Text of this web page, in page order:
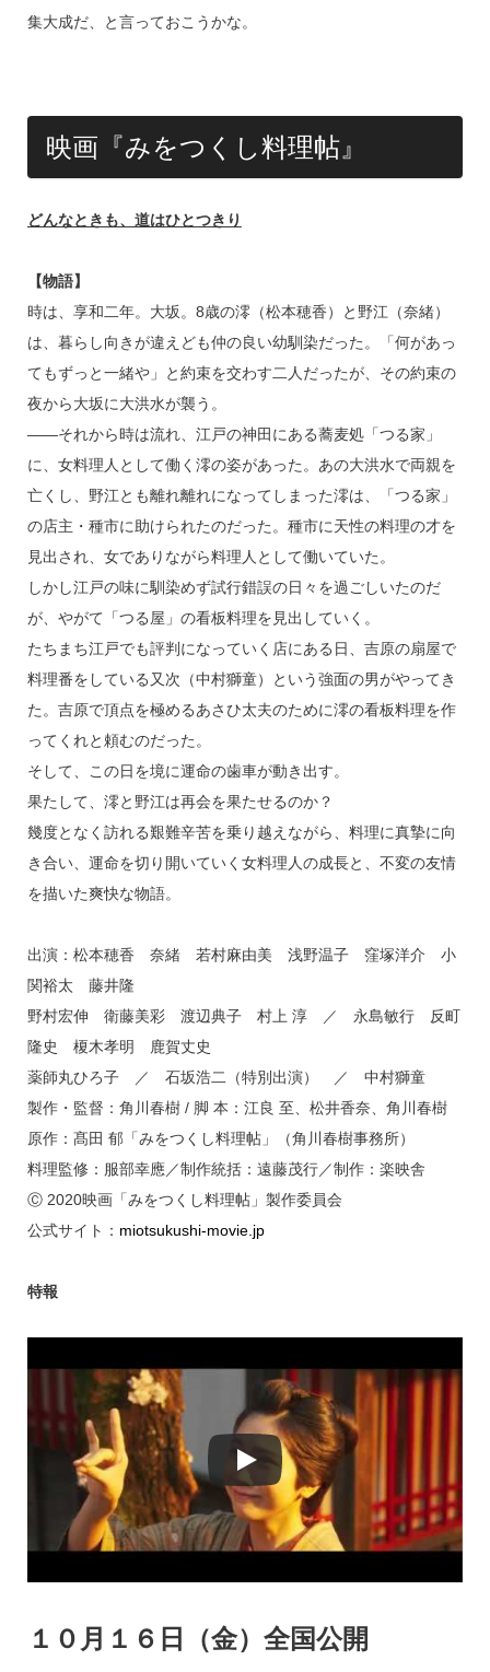
集大成だ、と言っておこうかな。
映画『みをつくし料理帖』
どんなときも、道はひとつきり
【物語】
時は、享和二年。大坂。8歳の澪（松本穂香）と野江（奈緒）
は、暮らし向きが違えども仲の良い幼馴染だった。「何があっ
てもずっと一緒や」と約束を交わす二人だったが、その約束の
夜から大坂に大洪水が襲う。
――それから時は流れ、江戸の神田にある蕎麦処「つる家」
に、女料理人として働く澪の姿があった。あの大洪水で両親を
亡くし、野江とも離れ離れになってしまった澪は、「つる家」
の店主・種市に助けられたのだった。種市に天性の料理の才を
見出され、女でありながら料理人として働いていた。
しかし江戸の味に馴染めず試行錯誤の日々を過ごしいたのだ
が、やがて「つる屋」の看板料理を見出していく。
たちまち江戸でも評判になっていく店にある日、吉原の扇屋で
料理番をしている又次（中村獅童）という強面の男がやってき
た。吉原で頂点を極めるあさひ太夫のために澪の看板料理を作
ってくれと頼むのだった。
そして、この日を境に運命の歯車が動き出す。
果たして、澪と野江は再会を果たせるのか？
幾度となく訪れる艱難辛苦を乗り越えながら、料理に真摯に向
き合い、運命を切り開いていく女料理人の成長と、不変の友情
を描いた爽快な物語。
出演：松本穂香 奈緒 若村麻由美 浅野温子 窪塚洋介 小
関裕太 藤井隆
野村宏伸 衛藤美彩 渡辺典子 村上 淳 ／ 永島敏行 反町
隆史 榎木孝明 鹿賀丈史
薬師丸ひろ子 ／ 石坂浩二（特別出演） ／ 中村獅童
製作・監督：角川春樹 / 脚 本：江良 至、松井香奈、角川春樹
原作：髙田 郁「みをつくし料理帖」（角川春樹事務所）
料理監修：服部幸應／制作統括：遠藤茂行／制作：楽映舎
Ⓒ 2020映画「みをつくし料理帖」製作委員会
公式サイト： miotsukushi-movie.jp
特報
１０月１６日（金）全国公開